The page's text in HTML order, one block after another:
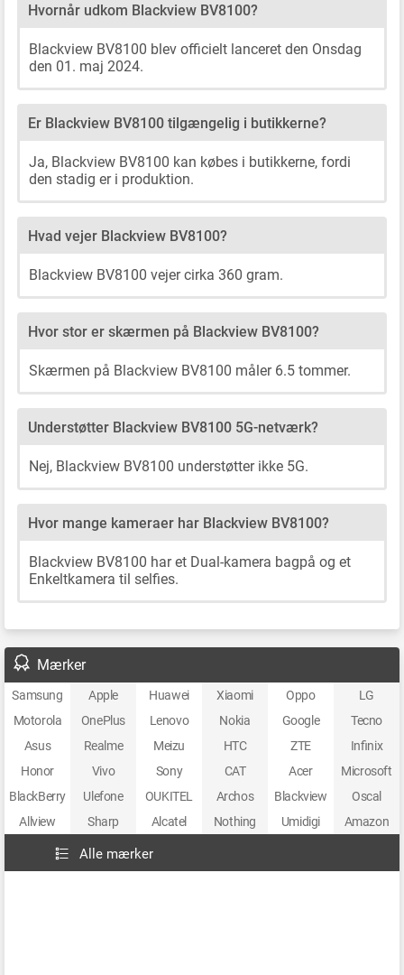
Hvornår udkom Blackview BV8100?
Blackview BV8100 blev officielt lanceret den Onsdag
den 01. maj 2024.
Er Blackview BV8100 tilgængelig i butikkerne?
Ja, Blackview BV8100 kan købes i butikkerne, fordi
den stadig er i produktion.
Hvad vejer Blackview BV8100?
Blackview BV8100 vejer cirka 360 gram.
Hvor stor er skærmen på Blackview BV8100?
Skærmen på Blackview BV8100 måler 6.5 tommer.
Understøtter Blackview BV8100 5G-netværk?
Nej, Blackview BV8100 understøtter ikke 5G.
Hvor mange kameraer har Blackview BV8100?
Blackview BV8100 har et Dual-kamera bagpå og et
Enkeltkamera til selfies.
Mærker
Samsung Apple Huawei Xiaomi Oppo
LG
Motorola
OnePlus Lenovo Nokia Google
Tecno
Asus
Realme Meizu HTC ZTE
Infinix
Honor
Vivo Sony CAT Acer
Microsoft
BlackBerry
Ulefone OUKITEL Archos Blackview
Oscal
Allview
Sharp Alcatel Nothing Umidigi Amazon
Alle mærker